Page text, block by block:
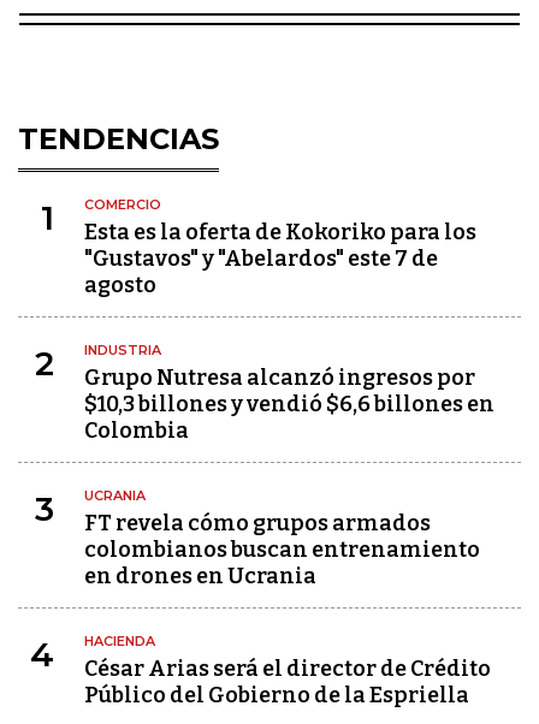
TENDENCIAS
1 COMERCIO
Esta es la oferta de Kokoriko para los
"Gustavos" y "Abelardos" este 7 de
agosto
2 INDUSTRIA
Grupo Nutresa alcanzó ingresos por
$10,3 billones y vendió $6,6 billones en
Colombia
3 UCRANIA
FT revela cómo grupos armados
colombianos buscan entrenamiento
en drones en Ucrania
4 HACIENDA
César Arias será el director de Crédito
Público del Gobierno de la Espriella